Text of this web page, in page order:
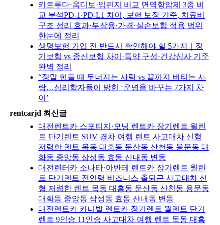
키트루다·옵디보·임핀지 비교 면역항암제 3종 비
교 분석PD-1·PD-L1 차이, 보험 보장 기준, 치료비
구조 정리 효과·부작용·가격·실손보험 적용 범위
한눈에 정리
생명보험 가입 전 반드시 확인해야 할 5가지｜정
기보험 vs 종신보험 차이·특약 구성·건강심사 기준
완벽 정리
“정말 힘들 때 무너지는 사람 vs 끝까지 버티는 사
람…심리학자들이 밝힌 ‘운명을 바꾸는 7가지 차
이’
rentcarjd 최신글
대전렌트카 스포티지·모닝 렌트카 장기렌트 월렌
트 단기렌트 SUV 경차 여행 렌트 사고대차 신형
저렴한 렌트 목동 대흥동 둔산동 산천동 용문동 대
화동 중앙동 삼성동 효동 산내동 변동
대전렌터카 소나타·아반테 렌트카 장기렌트 월렌
트 단기렌트 전연령 비즈니스 출퇴근 사고대차 신
형 저렴한 렌트 목동 대흥동 둔산동 산천동 용문동
대화동 중앙동 삼성동 효동 산내동 변동
대전렌트카 카니발 렌트카 장기렌트 월렌트 단기
렌트 9인승 11인승 사고대차 여행 렌트 목동 대흥